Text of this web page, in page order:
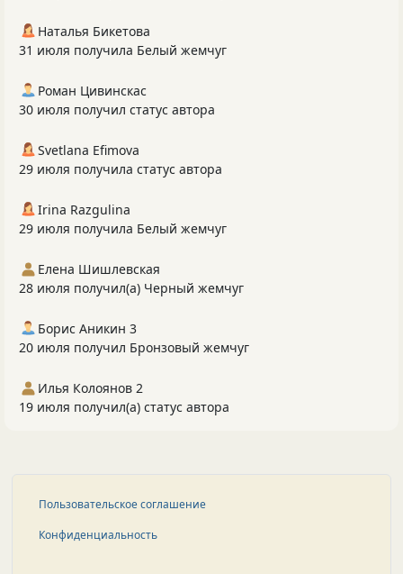
Наталья Бикетова
31 июля получила Белый жемчуг
Роман Цивинскас
30 июля получил статус автора
Svetlana Efimova
29 июля получила статус автора
Irina Razgulina
29 июля получила Белый жемчуг
Елена Шишлевская
28 июля получил(а) Черный жемчуг
Борис Аникин 3
20 июля получил Бронзовый жемчуг
Илья Колоянов 2
19 июля получил(а) статус автора
Пользовательское соглашение
Конфиденциальность